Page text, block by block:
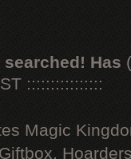
Has
::::::::::::::::
Magic